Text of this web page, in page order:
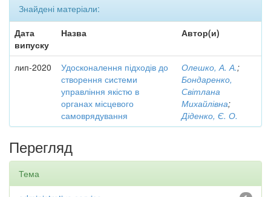
Знайдені матеріали:
Дата
випуску
Назва Автор(и)
лип-2020
Удосконалення підходів до
створення системи
управління якістю в
органах місцевого
самоврядування
Олешко, А. А.;
Бондаренко,
Світлана
Михайлівна;
Діденко, Є. О.
Перегляд
Тема